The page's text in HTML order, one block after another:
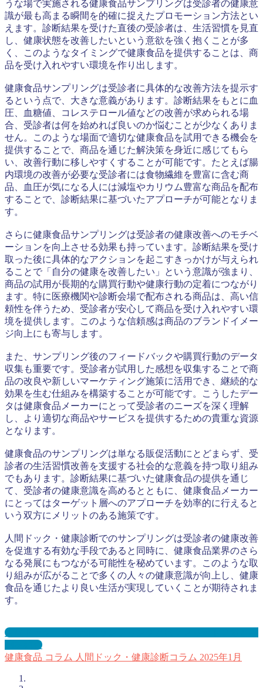
うな場で実施される健康食品サンプリングは受診者の健康意
識が最も高まる瞬間を的確に捉えたプロモーション方法とい
えます。診断結果を受けた直後の受診者は、生活習慣を見直
し、健康状態を改善したいという意欲を強く抱くことが多
く、このようなタイミングで健康食品を提供することは、商
品を受け入れやすい環境を作り出します。
健康食品サンプリングは受診者に具体的な改善方法を提示す
るという点で、大きな意義があります。診断結果をもとに血
圧、血糖値、コレステロール値などの改善が求められる場
合、受診者は何を始めれば良いのか悩むことが少なくありま
せん。このような場面で適切な健康食品を試用できる機会を
提供することで、商品を通じた解決策を身近に感じてもら
い、改善行動に移しやすくすることが可能です。たとえば腸
内環境の改善が必要な受診者には食物繊維を豊富に含む商
品、血圧が気になる人には減塩やカリウム豊富な商品を配布
することで、診断結果に基づいたアプローチが可能となりま
す。
さらに健康食品サンプリングは受診者の健康改善へのモチベ
ーションを向上させる効果も持っています。診断結果を受け
取った後に具体的なアクションを起こすきっかけが与えられ
ることで「自分の健康を改善したい」という意識が強まり、
商品の試用が長期的な購買行動や健康行動の定着につながり
ます。特に医療機関や診断会場で配布される商品は、高い信
頼性を伴うため、受診者が安心して商品を受け入れやすい環
境を提供します。このような信頼感は商品のブランドイメー
ジ向上にも寄与します。
また、サンプリング後のフィードバックや購買行動のデータ
収集も重要です。受診者が試用した感想を収集することで商
品の改良や新しいマーケティング施策に活用でき、継続的な
効果を生む仕組みを構築することが可能です。こうしたデー
タは健康食品メーカーにとって受診者のニーズを深く理解
し、より適切な商品やサービスを提供するための貴重な資源
となります。
健康食品のサンプリングは単なる販促活動にとどまらず、受
診者の生活習慣改善を支援する社会的な意義を持つ取り組み
でもあります。診断結果に基づいた健康食品の提供を通じ
て、受診者の健康意識を高めるとともに、健康食品メーカー
にとってはターゲット層へのアプローチを効率的に行えると
いう双方にメリットのある施策です。
人間ドック・健康診断でのサンプリングは受診者の健康改善
を促進する有効な手段であると同時に、健康食品業界のさら
なる発展にもつながる可能性を秘めています。このような取
り組みが広がることで多くの人々の健康意識が向上し、健康
食品を通じたより良い生活が実現していくことが期待されま
す。
人間ドック・健康診断サンプリングとは？メリット３選と事
例を紹介
健康食品 コラム 人間ドック・健康診断コラム 2025年1月